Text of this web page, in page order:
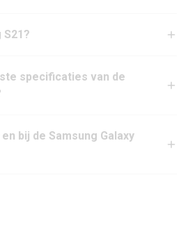
S21?
specificaties van de
bij de Samsung Galaxy